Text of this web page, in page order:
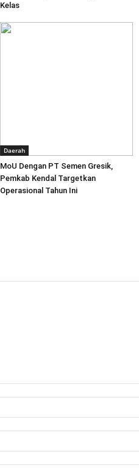
Kelas
Daerah
MoU Dengan PT Semen Gresik,
Pemkab Kendal Targetkan
Operasional Tahun Ini